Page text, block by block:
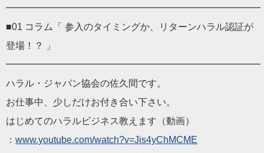
━━━━━━━━━━━━━━━━━━━━━━━━━━━
■01 コラム「 参入のタイミングか、リターンハラル認証が
登場！？ 」
━━━━━━━━━━━━━━━━━━━━━━━━━━━
ハラル・ジャパン協会の佐久間です。
お仕事中、少しだけお付き合い下さい。
はじめてのハラルビジネス教えます（動画）
： www.youtube.com/watch?v=Jis4yChMCME